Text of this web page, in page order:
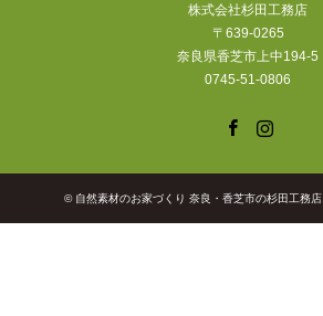
株式会社杉田工務店
〒639-0265
奈良県香芝市上中194-5
0745-51-0806
© 自然素材のお家づくり 奈良・香芝市の杉田工務店